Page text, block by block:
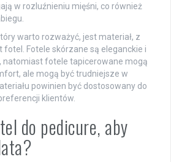
w rozluźnieniu mięśni, co również
warto rozważyć, jest materiał, z
fotel. Fotele skórzane są eleganckie i
natomiast fotele tapicerowane mogą
ale mogą być trudniejsze w
powinien być dostosowany do
klientów.
do pedicure, aby